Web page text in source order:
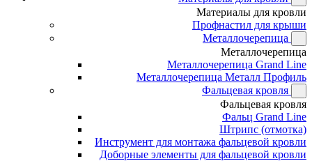
Материалы для кровли
Профнастил для крыши
Металлочерепица
Металлочерепица
Металлочерепица Grand Line
Металлочерепица Металл Профиль
Фальцевая кровля
Фальцевая кровля
Фальц Grand Line
Штрипс (отмотка)
Инструмент для монтажа фальцевой кровли
Доборные элементы для фальцевой кровли